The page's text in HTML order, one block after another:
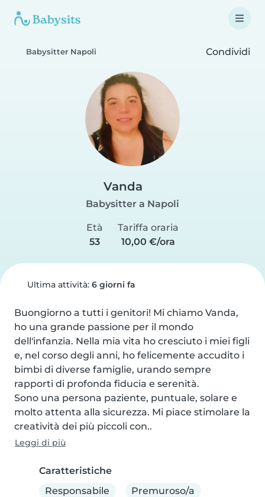
Babysitter Napoli Condividi
Vanda
Babysitter a Napoli
Età
53
Tariffa oraria
10,00 €/ora
Ultima attività: 6 giorni fa
Buongiorno a tutti i genitori! Mi chiamo Vanda,
ho una grande passione per il mondo
dell'infanzia. Nella mia vita ho cresciuto i miei figli
e, nel corso degli anni, ho felicemente accudito i
bimbi di diverse famiglie, urando sempre
rapporti di profonda fiducia e serenità.
Sono una persona paziente, puntuale, solare e
molto attenta alla sicurezza. Mi piace stimolare la
creatività dei più piccoli con..
Leggi di più
Caratteristiche
Responsabile
Premuroso/a